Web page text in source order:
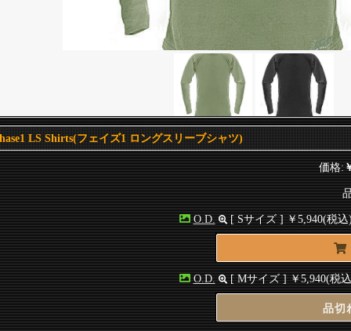
LS Shirts(フェイズ1 ロングスリーブシャツ)
価格:
O.D. [ Sサイズ ] ￥5,940(税
O.D. [ Mサイズ ] ￥5,940(税
品